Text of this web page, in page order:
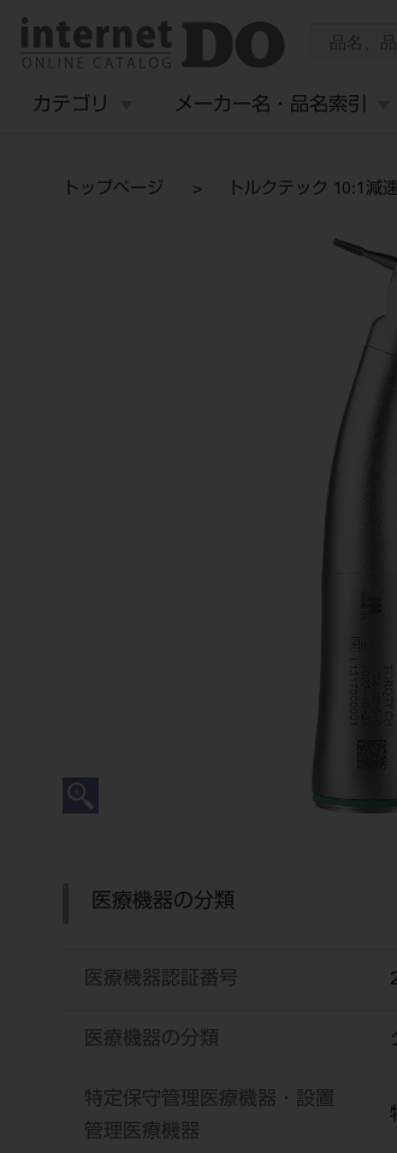
カテゴリ メーカー名・品名索引
トップページ トルクテック 10:1減
医療機器の分類
医療機器認証番号
医療機器の分類
特定保守管理医療機器・設置
管理医療機器